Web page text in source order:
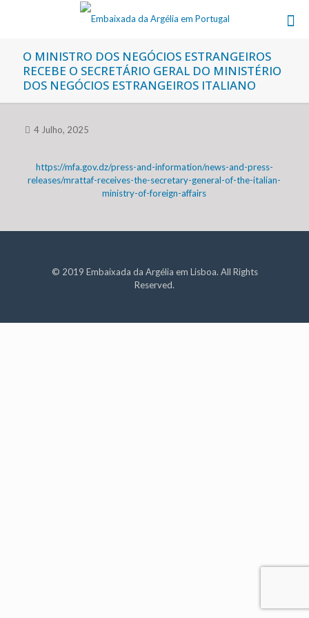
O MINISTRO DOS NEGÓCIOS ESTRANGEIROS
RECEBE O SECRETÁRIO GERAL DO MINISTÉRIO
DOS NEGÓCIOS ESTRANGEIROS ITALIANO
4 Julho, 2025
https://mfa.gov.dz/press-and-information/news-and-press-
releases/mrattaf-receives-the-secretary-general-of-the-italian-
ministry-of-foreign-affairs
© 2019 Embaixada da Argélia em Lisboa. All Rights
Reserved.